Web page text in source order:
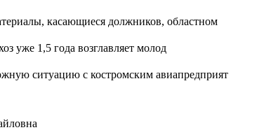
касающиеся должников, областном
уже 1,5 года возглавляет молод
ситуацию с костромским авиапредприят